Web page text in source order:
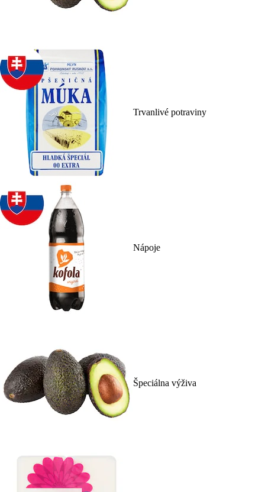
Trvanlivé potraviny
Nápoje
Špeciálna výživa